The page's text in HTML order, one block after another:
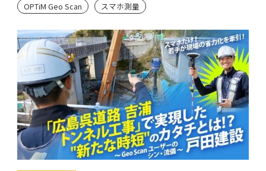
OPTiM Geo Scan スマホ測量